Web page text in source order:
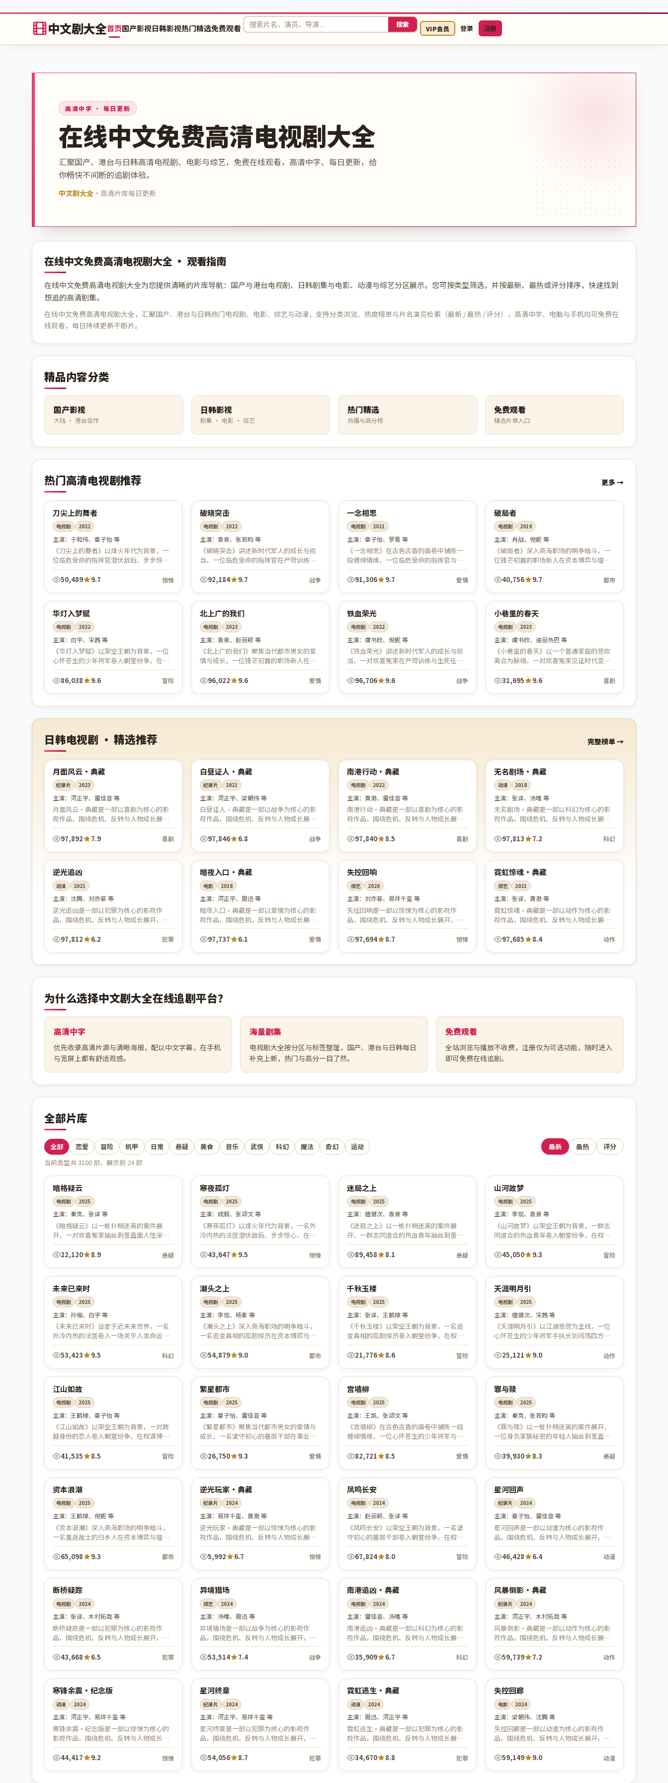
中文剧大全首页国产影视日韩影视热门精选免费观看 搜索 VIP会员 登录 注册
高清中字 · 每日更新
在线中文免费高清电视剧大全
汇聚国产、港台与日韩高清电视剧、电影与综艺，免费在线观看，高清中字、每日更新，给
你畅快不间断的追剧体验。
中文剧大全 · 高清片库每日更新
在线中文免费高清电视剧大全 · 观看指南
在线中文免费高清电视剧大全为您提供清晰的片库导航：国产与港台电视剧、日韩剧集与电影、动漫与综艺分区展示。您可按类型筛选，并按最新、最热或评分排序，快速找到
想追的高清剧集。
在线中文免费高清电视剧大全，汇聚国产、港台与日韩热门电视剧、电影、综艺与动漫，支持分类浏览、热度榜单与片名演员检索（最新 / 最热 / 评分），高清中字、电脑与手机均可免费在
线观看，每日持续更新不断片。
精品内容分类
国产影视
大陆 · 港台佳作
日韩影视
剧集 · 电影 · 综艺
热门精选
热播与高分榜
免费观看
精选片单入口
热门高清电视剧推荐 更多
中国 热播
刀尖上的舞者
电视剧 2022
主演： 于和伟、章子怡 等
《刀尖上的舞者》以烽火年代为背景，一
位临危受命的指挥官潜伏敌后、步步惊
心，在信仰与生死之间坚守底线。谍战交
锋扣人心弦，年代质感厚重，致敬隐秘而
50,489 9.7 惊悚
中国 独播
破晓突击
电视剧 2022
主演：袁泉、张若昀 等
《破晓突击》讲述新时代军人的成长与担
当，一位临危受命的指挥官在严苛训练与
生死任务中淬炼意志。热血燃情、家国同
心，场面恢弘、群像立体，致敬最可爱的...
92,184 9.7 战争
中国 完结
一念相思
电视剧 2021
主演：章子怡、罗晋 等
《一念相思》在古色古香的画卷中铺陈一
段缠绵情缘，一位临危受命的指挥官与意
中人历经误会、别离与重逢。情意绵长、
画面唯美，是古装言情爱好者的心头好。
91,306 9.7 爱情
中国 热播
破局者
电视剧 2019
主演： 肖战、倪妮 等
《破局者》深入商海职场的明争暗斗，一
位锋芒初露的职场新人在资本博弈与理想
坚守之间步步为营。节奏凌厉、台词犀
利，既有热血逐梦，也有对人性的冷静思
40,756 9.7 都市
中国 4K
43:59
华灯入梦赋
电视剧 2022
主演： 白宇、宋茜 等
《华灯入梦赋》以架空王朝为背景，一位
心怀苍生的少年将军卷入朝堂纷争，在权
谋博弈与儿女情长之间几番沉浮，从隐忍
蛰伏到力挽狂澜。全剧服化道考究、群像...
86,038 9.6 冒险
中国 完结
49:14
北上广的我们
电视剧 2023
主演：袁泉、赵丽颖 等
《北上广的我们》聚焦当代都市男女的爱
情与成长，一位锋芒初露的职场新人在事
业与情感的双重考验中寻找自我。节奏轻
快、台词走心，治愈与共鸣并存，适合晚...
96,022 9.6 爱情
中国 4K
52:27
铁血荣光
电视剧 2022
主演： 虞书欣、倪妮 等
《铁血荣光》讲述新时代军人的成长与担
当，一对欢喜冤家在严苛训练与生死任务
中淬炼意志。热血燃情、家国同心，场面
恢弘、群像立体，致敬最可爱的人。
96,706 9.6 战争
中国 连载中
44:51
小巷里的春天
电视剧 2023
主演： 虞书欣、迪丽热巴 等
《小巷里的春天》以一个普通家庭的悲欢
离合为脉络，一对欢喜冤家见证时代变迁
与亲情羁绊。笑泪交织、烟火气十足，于
平凡日子里讲述最动人的中国式情感。
31,695 9.6 喜剧
日韩电视剧 · 精选推荐 完整榜单
日本 连载中
月面风云·典藏
纪录片 2023
主演： 河正宇、雷佳音 等
月面风云·典藏是一部以喜剧为核心的影
视作品，围绕危机、反转与人物成长展
开，整体节奏紧凑，值得推荐观看。
97,892
7.9 喜剧
韩国 热播
白昼证人·典藏
纪录片 2021
主演：河正宇、梁朝伟 等
白昼证人·典藏是一部以战争为核心的影
视作品，围绕危机、反转与人物成长展
开，整体节奏紧凑，值得推荐观看。
97,846
6.8 战争
日本 杜比
南港行动·典藏
电视剧 2022
主演：黄渤、雷佳音 等
南港行动·典藏是一部以喜剧为核心的影
视作品，围绕危机、反转与人物成长展
开，整体节奏紧凑，值得推荐观看。
97,840
8.5 喜剧
韩国 热播
无名剧场·典藏
动漫 2018
主演：张译、汤唯 等
无名剧场·典藏是一部以科幻为核心的影
视作品，围绕危机、反转与人物成长展
开，整体节奏紧凑，值得推荐观看。
97,813
7.2 科幻
日本 院线
99:08
逆光追凶
动漫 2021
主演： 沈腾、刘亦菲 等
逆光追凶是一部以犯罪为核心的影视作
品，围绕危机、反转与人物成长展开，整
体节奏紧凑，值得推荐观看。
97,812
6.2 犯罪
韩国 独播
88:41
暗夜入口·典藏
电影 2018
主演：河正宇、周迅 等
暗夜入口·典藏是一部以爱情为核心的影
视作品，围绕危机、反转与人物成长展
开，整体节奏紧凑，值得推荐观看。
97,737
6.1 爱情
韩国 热播
99:34
失控回响
综艺 2020
主演：刘亦菲、易烊千玺 等
失控回响是一部以惊悚为核心的影视作
品，围绕危机、反转与人物成长展开，整
体节奏紧凑，值得推荐观看。
97,694
8.7 惊悚
韩国 完结
90:07
霓虹惊魂·典藏
综艺 2021
主演：张译、黄渤 等
霓虹惊魂·典藏是一部以动作为核心的影
视作品，围绕危机、反转与人物成长展
开，整体节奏紧凑，值得推荐观看。
97,685
8.4 动作
为什么选择中文剧大全在线追剧平台？
高清中字
优先收录高清片源与清晰海报，配以中文字幕，在手机
与宽屏上都有舒适观感。
海量剧集
电视剧大全按分区与标签整理，国产、港台与日韩每日
补充上新，热门与高分一目了然。
免费观看
全站浏览与播放不收费，注册仅为可选功能，随时进入
即可免费在线追剧。
全部片库
全部 恋爱 冒险 机甲 日常 悬疑 美食 音乐 武侠 科幻 魔法 奇幻 运动 最新 最热
评分
当前类型共3100 部，展示前 24部
中国 杜比
暗格疑云
电视剧 2025
主演： 秦岚、张译 等
《暗格疑云》以一桩扑朔迷离的案件展
开，一对欢喜冤家抽丝剥茧直面人性深
渊，反转层层叠加、节奏紧张。烧脑与情
感并重，是悬疑刑侦迷不可错过的力作。
22,120 8.9 悬疑
中国 高分
寒夜孤灯
电视剧 2025
主演： 成毅、张颂文 等
《寒夜孤灯》以烽火年代为背景，一名外
冷内热的法医潜伏敌后、步步惊心，在信
仰与生死之间坚守底线。谍战交锋扣人心
弦，年代质感厚重，致敬隐秘而伟大的无...
43,647 9.5 惊悚
中国 独播
迷局之上
电视剧 2025
主演：檀健次、袁泉 等
《迷局之上》以一桩扑朔迷离的案件展
开，一群志同道合的热血青年抽丝剥茧直
面人性深渊，反转层层叠加、节奏紧张。
烧脑与情感并重，是悬疑刑侦迷不可错过
89,458 8.1 悬疑
中国 热播
山河故梦
电视剧 2025
主演：李现、袁泉 等
《山河故梦》以架空王朝为背景，一群志
同道合的热血青年卷入朝堂纷争，在权谋
博弈与儿女情长之间几番沉浮，从隐忍蛰
伏到力挽狂澜。全剧服化道考究、群像鲜...
45,050 9.3 冒险
中国 院线
73:55
未来已来时
电视剧 2025
主演： 孙俪、白宇 等
《未来已来时》设定于近未来世界，一名
外冷内热的法医卷入一场关乎人类命运的
科技危机。悬念迭起、想象瑰丽，在硬核
设定中探讨科技与人性的边界。
53,423 9.5 科幻
中国 高分
51:30
潮头之上
电视剧 2025
主演：李现、杨紫 等
《潮头之上》深入商海职场的明争暗斗，
一名追查真相的孤胆探员在资本博弈与理
想坚守之间步步为营。节奏凌厉、台词犀
利，既有热血逐梦，也有对人性的冷静思...
54,879 9.0 都市
中国 杜比
48:42
千秋玉楼
电视剧 2025
主演：张译、王鹤棣 等
《千秋玉楼》以架空王朝为背景，一名追
查真相的孤胆探员卷入朝堂纷争，在权谋
博弈与儿女情长之间几番沉浮，从隐忍蛰
伏到力挽狂澜。全剧服化道考究、群像鲜...
21,776 8.6 冒险
中国 院线
67:23
天涯明月引
电视剧 2025
主演：檀健次、宋茜 等
《天涯明月引》以江湖恩怨为主线，一位
心怀苍生的少年将军手执长剑闯荡四方，
在门派纷争与正邪较量中追寻侠义初心。
打斗行云流水、意境飘逸，是一部荡气回...
25,121 9.0 动作
中国 热播
66:16
江山如故
电视剧 2025
主演： 王鹤棣、章子怡 等
《江山如故》以架空王朝为背景，一对跨
越身份的恋人卷入朝堂纷争，在权谋博弈
与儿女情长之间几番沉浮，从隐忍蛰伏到
力挽狂澜。全剧服化道考究、群像鲜活，...
41,535 8.5 冒险
中国 高分
56:22
繁星都市
电视剧 2025
主演：章子怡、雷佳音 等
《繁星都市》聚焦当代都市男女的爱情与
成长，一名坚守初心的基层干部在事业与
情感的双重考验中寻找自我。节奏轻快、
台词走心，治愈与共鸣并存，适合晚间放...
26,750 9.3 爱情
中国 连载中
43:23
宫墙柳
电视剧 2025
主演：王凯、张颂文 等
《宫墙柳》在古色古香的画卷中铺陈一段
缠绵情缘，一位心怀苍生的少年将军与意
中人历经误会、别离与重逢。情意绵长、
画面唯美，是古装言情爱好者的心头好。
82,721 8.5 爱情
中国 热播
43:29
罪与赎
电视剧 2025
主演： 秦岚、张若昀 等
《罪与赎》以一桩扑朔迷离的案件展开，
一位身负家族秘密的年轻人抽丝剥茧直面
人性深渊，反转层层叠加、节奏紧张。烧
脑与情感并重，是悬疑刑侦迷不可错过的...
39,930 8.3 悬疑
中国 完结
63:57
资本浪潮
电视剧 2025
主演： 王鹤棣、倪妮 等
《资本浪潮》深入商海职场的明争暗斗，
一名重返故土的归乡人在资本博弈与理想
坚守之间步步为营。节奏凌厉、台词犀
利，既有热血逐梦，也有对人性的冷静思
65,098 9.3 都市
韩国 院线
99:36
逆光玩家·典藏
纪录片 2024
主演：易烊千玺、黄渤 等
逆光玩家·典藏是一部以惊悚为核心的影
视作品，围绕危机、反转与人物成长展
开，整体节奏紧凑，值得推荐观看。
5,992
6.7 惊悚
中国 杜比
68:34
凤鸣长安
电视剧 2024
主演：赵丽颖、张译 等
《凤鸣长安》以架空王朝为背景，一名坚
守初心的基层干部卷入朝堂纷争，在权谋
博弈与儿女情长之间几番沉浮，从隐忍蛰
伏到力挽狂澜。全剧服化道考究、群像鲜...
67,824 8.0 冒险
中国 院线
99:57
星河回声
纪录片 2024
主演：章子怡、雷佳音 等
星河回声是一部以动漫为核心的影视作
品，围绕危机、反转与人物成长展开，整
体节奏紧凑，值得推荐观看。
46,428
6.4 动漫
日本 连载中
99:41
断桥疑踪
电视剧 2024
主演： 张译、木村拓哉 等
断桥疑踪是一部以犯罪为核心的影视作
品，围绕危机、反转与人物成长展开，整
体节奏紧凑，值得推荐观看。
43,668
6.5 犯罪
中国 完结
99:03
异境猎场
综艺 2024
主演：汤唯、周迅 等
异境猎场是一部以战争为核心的影视作
品，围绕危机、反转与人物成长展开，整
体节奏紧凑，值得推荐观看。
53,514
7.4 战争
韩国 4K
99:26
南港追凶·典藏
电视剧 2024
主演： 雷佳音、汤唯 等
南港追凶·典藏是一部以科幻为核心的影
视作品，围绕危机、反转与人物成长展
开，整体节奏紧凑，值得推荐观看。
35,909
6.7 科幻
美国 杜比
99:58
风暴倒影·典藏
纪录片 2024
主演：河正宇、木村拓哉 等
风暴倒影·典藏是一部以动作为核心的影
视作品，围绕危机、反转与人物成长展
开，整体节奏紧凑，值得推荐观看。
59,739
7.2 动作
日本 连载中
99:29
寒锋余震·纪念版
动漫 2024
主演： 河正宇、易烊千玺 等
寒锋余震·纪念版是一部以惊悚为核心的
影视作品，围绕危机、反转与人物成长展
开，整体节奏紧凑，值得推荐观看。
44,417
9.2 惊悚
英国 独播
99:42
星河终章
纪录片 2024
主演：河正宇、易烊千玺 等
星河终章是一部以犯罪为核心的影视作
品，围绕危机、反转与人物成长展开，整
体节奏紧凑，值得推荐观看。
54,056
8.7 犯罪
美国 院线
91:37
霓虹逃生·典藏
动漫 2024
主演： 周迅、河正宇 等
霓虹逃生·典藏是一部以犯罪为核心的影
视作品，围绕危机、反转与人物成长展
开，整体节奏紧凑，值得推荐观看。
34,670
8.8 犯罪
美国 院线
99:32
失控回廊
电影 2024
主演：梁朝伟、沈腾 等
失控回廊是一部以动漫为核心的影视作
品，围绕危机、反转与人物成长展开，整
体节奏紧凑，值得推荐观看。
59,149
9.0 动漫